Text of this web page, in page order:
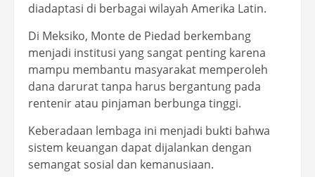
diadaptasi di berbagai wilayah Amerika Latin.
Di Meksiko, Monte de Piedad berkembang
menjadi institusi yang sangat penting karena
mampu membantu masyarakat memperoleh
dana darurat tanpa harus bergantung pada
rentenir atau pinjaman berbunga tinggi.
Keberadaan lembaga ini menjadi bukti bahwa
sistem keuangan dapat dijalankan dengan
semangat sosial dan kemanusiaan.